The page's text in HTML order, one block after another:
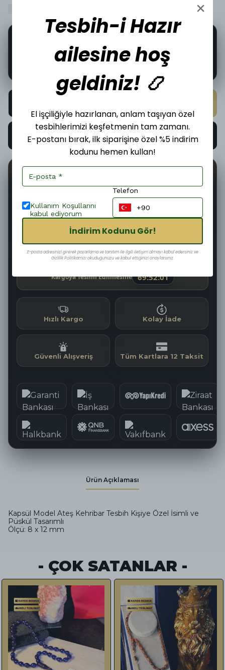
Bu ürün şu an2 kişinin sepetinde!
HEMEN AL
📦 🤝 İncelediğiniz üründen bugün
Sipariş ver
Kargoya
verilir
Teslim edilir
Kargoya Teslim Edilmesine 69:52:00
Hızlı Kargo Kolay İade
Güvenli Alışveriş Tüm Kartlara 12 Taksit
Ürün Açıklaması
Kapsül Model Ateş Kehribar Tesbih Kişiye Özel İsimli ve
Püskül Tasarımlı
Ölçü: 8 x 12 mm
- ÇOK SATANLAR -
Tesbih-i Hazır
ailesine hoş
geldiniz! 📿
El işçiliğiyle hazırlanan, anlam taşıyan özel
tesbihlerimizi keşfetmenin tam zamanı.
E-postanı bırak, ilk siparişine özel %5 indirim
kodunu hemen kullan!
Kullanım Koşullarını
kabul ediyorum
Telefon
İndirim Kodunu Gör!
E-posta adresinizi girerek pazarlama ve tanıtım ile ilgili iletişim almayı kabul edersiniz ve
Gizlilik Politikamızı okuduğunuzu ve kabul ettiğinizi onaylarsınız.